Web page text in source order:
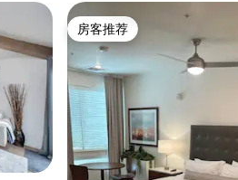
房客推荐
房客推荐